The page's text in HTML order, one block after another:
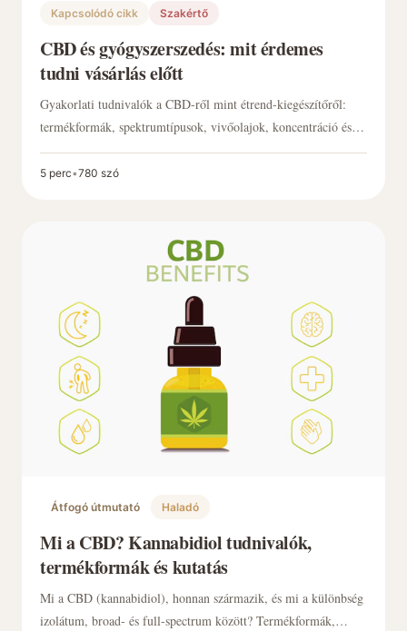
Kapcsolódó cikk Szakértő
CBD és gyógyszerszedés: mit érdemes
tudni vásárlás előtt
Gyakorlati tudnivalók a CBD-ről mint étrend-kiegészítőről:
termékformák, spektrumtípusok, vivőolajok, koncentráció és a
független laborvizsgálat (COA) szerepe. Rendszeres
gyógyszerszedés esetén miért érdemes előbb szakemberrel
5 perc•780 szó
Átfogó útmutató Haladó
Mi a CBD? Kannabidiol tudnivalók,
termékformák és kutatás
Mi a CBD (kannabidiol), honnan származik, és mi a különbség
izolátum, broad- és full-spectrum között? Termékformák,